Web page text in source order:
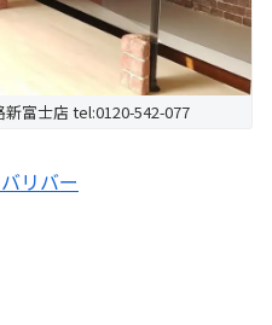
富士店 tel:0120-542-077
リバー